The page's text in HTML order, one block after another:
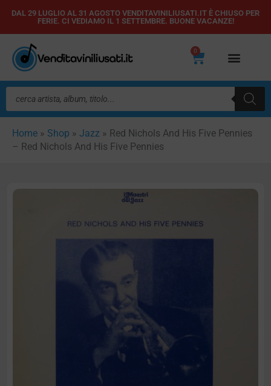
Vai
contenuto
DAL 29 LUGLIO AL 31 AGOSTO VENDITAVINILIUSATI.IT È CHIUSO PER
FERIE. CI VEDIAMO IL 1 SETTEMBRE. BUONE VACANZE!
0
Carrello
Ricerca
prodotti
Home » Shop » Jazz » Red Nichols And His Five Pennies
– Red Nichols And His Five Pennies